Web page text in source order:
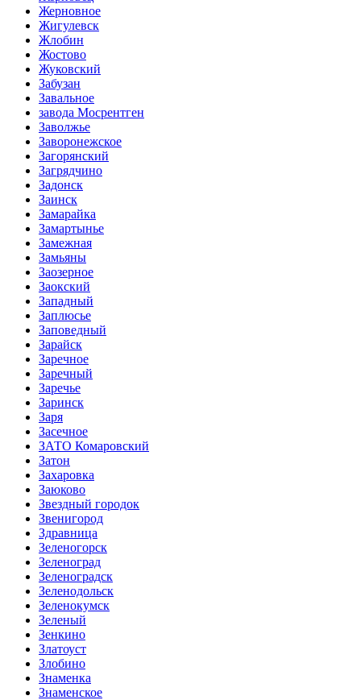
Жерновное
Жигулевск
Жлобин
Жостово
Жуковский
Забузан
Завальное
завода Мосрентген
Заволжье
Заворонежское
Загорянский
Загрядчино
Задонск
Заинск
Замарайка
Замартынье
Замежная
Замьяны
Заозерное
Заокский
Западный
Заплюсье
Заповедный
Зарайск
Заречное
Заречный
Заречье
Заринск
Заря
Засечное
ЗАТО Комаровский
Затон
Захаровка
Заюково
Звездный городок
Звенигород
Здравница
Зеленогорск
Зеленоград
Зеленоградск
Зеленодольск
Зеленокумск
Зеленый
Зенкино
Златоуст
Злобино
Знаменка
Знаменское